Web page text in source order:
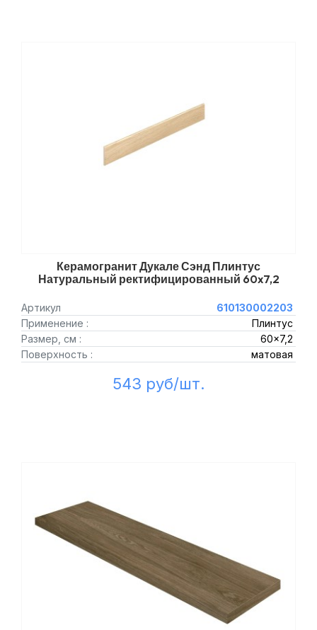
Керамогранит Дукале Сэнд Плинтус
Натуральный ректифицированный 60x7,2
Артикул
610130002203
Применение :
Плинтус
Размер, см :
60x7,2
Поверхность :
матовая
543 руб/шт.